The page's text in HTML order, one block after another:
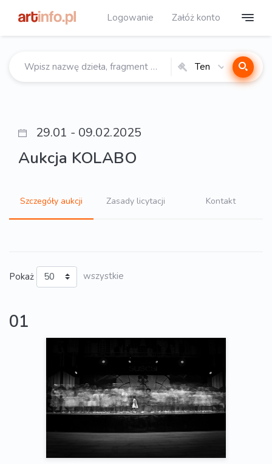
Logowanie Załóż konto
Ten
29.01 - 09.02.2025
Aukcja KOLABO
Szczegóły aukcji Zasady licytacji Kontakt
Pokaż wszystkie
01